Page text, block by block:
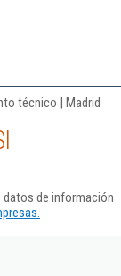
técnico | Madrid
datos de información